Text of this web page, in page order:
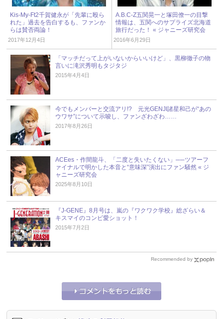
Kis-My-Ft2千賀健永が「先輩に殴ら
れた」過去を告白するも、ファンか
らは賛否両論！
2017年12月4日
A.B.C-Z五関晃一と塚田僚一の目撃
情報は、五関へのサプライズ北海道
旅行だった！ « ジャニーズ研究会
2016年6月29日
「マッチだって上がいないからいいけど」、黒柳徹子の物
言いに滝沢秀明もタジタジ
2015年4月4日
今でもメンバーと交流アリ!? 元光GENJI諸星和己が“あの
ウワサ”について示唆し、ファンざわざわ……
2017年8月26日
ACEes・作間龍斗、「二度と失いたくない」──ツアーフ
ァイナルで明かした本音と“意味深”演出にファン騒然 « ジ
ャニーズ研究会
2025年8月10日
『J-GENE』8月号は、嵐の『ワクワク学校』総ざらい＆
キスマイのコンビ愛ショット！
2015年7月2日
Recommended by